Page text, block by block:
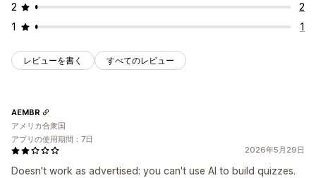
2
2
1
1
レビューを書く すべてのレビュー
2026年5月29日
Doesn't work as advertised: you can't use AI to build quizzes.
AEMBR
アメリカ合衆国
アプリの使用期間：7日